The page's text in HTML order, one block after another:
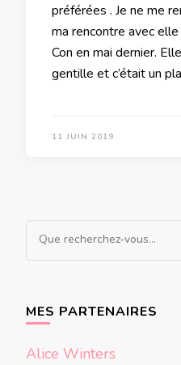
préférées . Je ne me
ma rencontre avec
Con en mai dernier.
gentille et c’était un
11 JUIN 2019
Vous
recherchiez
MES PARTENAIRES
Alice Winters